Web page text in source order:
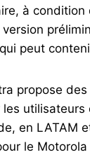
à condition
version
peut
propose
utilisateurs
en LATAM
le